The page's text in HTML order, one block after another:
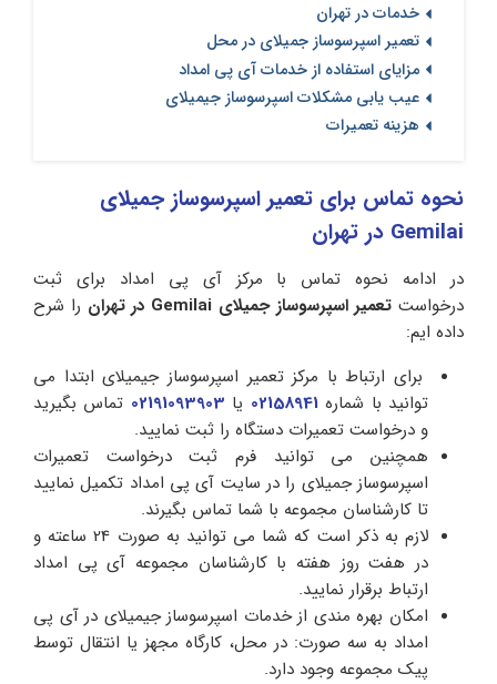
خدمات در تهران
تعمیر اسپرسوساز جمیلای در محل
مزایای استفاده از خدمات آی پی امداد
عیب یابی مشکلات اسپرسوساز جیمیلای
هزینه تعمیرات
نحوه تماس برای تعمیر اسپرسوساز جمیلای
Gemilai در تهران
در ادامه نحوه تماس با مرکز آی پی امداد برای ثبت
درخواست تعمیر اسپرسوساز جمیلای Gemilai در تهران
را شرح
داده ایم:
برای ارتباط با مرکز تعمیر اسپرسوساز جیمیلای ابتدا می
توانید با شماره 02158941 یا 02191093903 تماس بگیرید
و درخواست تعمیرات دستگاه را ثبت نمایید.
همچنین می توانید فرم ثبت درخواست تعمیرات
اسپرسوساز جمیلای را در سایت آی پی امداد تکمیل نمایید
تا کارشناسان مجموعه با شما تماس بگیرند.
لازم به ذکر است که شما می توانید به صورت 24 ساعته و
در هفت روز هفته با کارشناسان مجموعه آی پی امداد
ارتباط برقرار نمایید.
امکان بهره مندی از خدمات اسپرسوساز جیمیلای در آی پی
امداد به سه صورت: در محل، کارگاه مجهز یا انتقال توسط
پیک مجموعه وجود دارد.